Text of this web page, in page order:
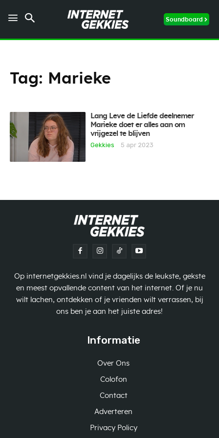
Soundboard
Tag: Marieke
Lang Leve de Liefde deelnemer
Marieke doet er alles aan om
vrijgezel te blijven
Gekkies
5 apr 2023
Op internetgekkies.nl vind je dagelijks de leukste, gekste
en meest opvallende content van het internet. Of je nu
wilt lachen, ontdekken of je vrienden wilt verrassen, bij
ons ben je aan het juiste adres!
Informatie
Over Ons
Colofon
Contact
Adverteren
Privacy Policy